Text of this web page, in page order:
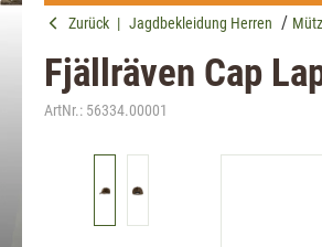
Zurück | Jagdbekleidung Herren
Fjällräven Cap
ArtNr.: 56334.00001